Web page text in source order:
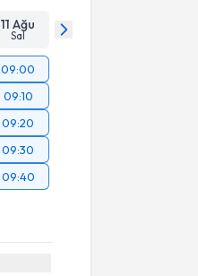
11 Ağu
Sal
09:00
09:10
09:20
09:30
09:40